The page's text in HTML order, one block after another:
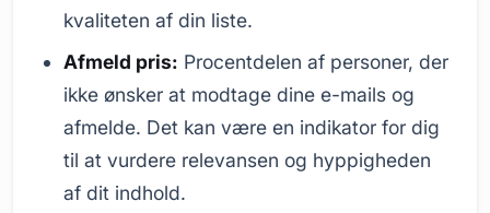
kvaliteten af din liste.
Afmeld pris: Procentdelen af personer, der
ikke ønsker at modtage dine e-mails og
afmelde. Det kan være en indikator for dig
til at vurdere relevansen og hyppigheden
af dit indhold.